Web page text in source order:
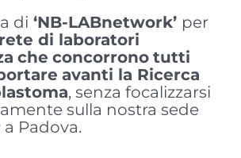
di ‘NB-LABnetwork’ per
rete di laboratori
che concorrono tutti
avanti la Ricerca
, senza focalizzarsi
sulla nostra sede
a Padova.